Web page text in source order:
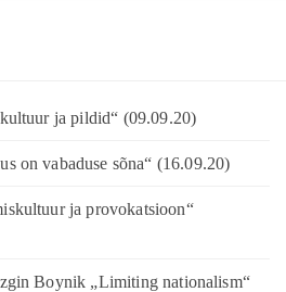
ja pildid“ (09.09.20)
on vabaduse sõna“ (16.09.20)
ja provokatsioon“
Boynik „Limiting nationalism“